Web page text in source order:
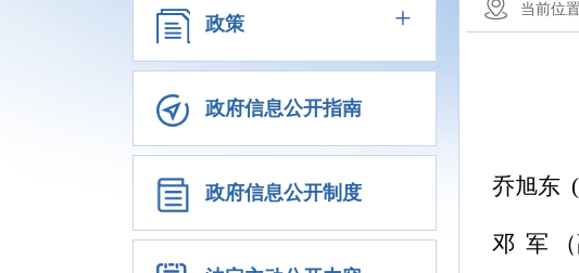
政策 +
政府信息公开指南
政府信息公开制度
当前位置
乔旭东
邓 军 （